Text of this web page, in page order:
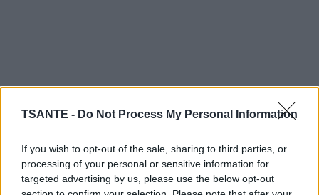
TSANTE - Do Not Process My Personal Information
If you wish to opt-out of the sale, sharing to third parties, or
processing of your personal or sensitive information for
targeted advertising by us, please use the below opt-out